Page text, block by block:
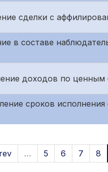
сделки с
в составе
доходов по ценным
сроков
… 5 6 7 8